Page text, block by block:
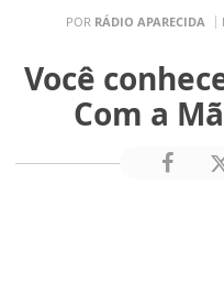
POR RÁDIO APARECIDA
Você
Com a